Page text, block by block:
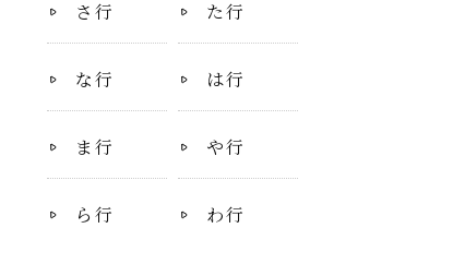
さ行 た行
な行 は行
ま行 や行
ら行 わ行